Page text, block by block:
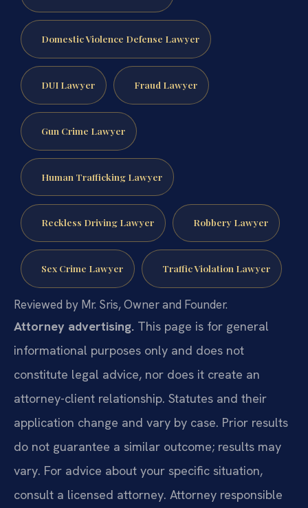
Domestic Violence Defense Lawyer
DUI Lawyer Fraud Lawyer
Gun Crime Lawyer
Human Trafficking Lawyer
Reckless Driving Lawyer Robbery Lawyer
Sex Crime Lawyer Traffic Violation Lawyer
Reviewed by Mr. Sris, Owner and Founder.
Attorney advertising. This page is for general
informational purposes only and does not
constitute legal advice, nor does it create an
attorney-client relationship. Statutes and their
application change and vary by case. Prior results
do not guarantee a similar outcome; results may
vary. For advice about your specific situation,
consult a licensed attorney. Attorney responsible